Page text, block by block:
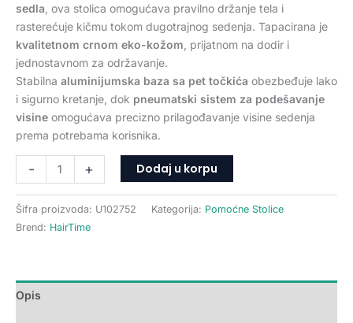
sedla , ova stolica omogućava pravilno držanje tela i
rasterećuje kičmu tokom dugotrajnog sedenja. Tapacirana je
kvalitetnom crnom eko-kožom , prijatnom na dodir i
jednostavnom za održavanje.
Stabilna aluminijumska baza sa pet točkića obezbeđuje lako
i sigurno kretanje, dok pneumatski sistem za podešavanje
visine omogućava precizno prilagođavanje visine sedenja
prema potrebama korisnika.
- + Dodaj u korpu
Šifra proizvoda: U102752 Kategorija: Pomoćne Stolice
Brend: HairTime
Opis